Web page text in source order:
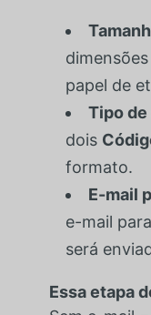
papel de
Tipo
dois
formato.
E-mail
e-mail
será
Essa etapa